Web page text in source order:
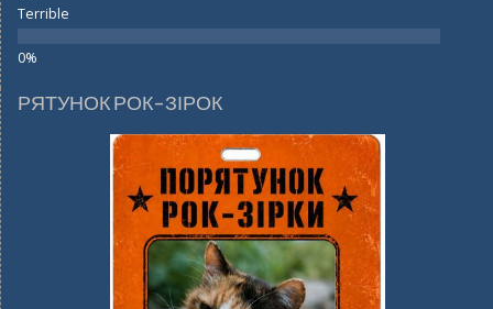
Terrible
РЯТУНОК РОК-ЗІРОК